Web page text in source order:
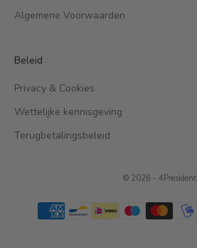
Algemene Voorwaarden
Beleid
Privacy & Cookies
Wettelijke kennisgeving
Terugbetalingsbeleid
© 2026 - 4President